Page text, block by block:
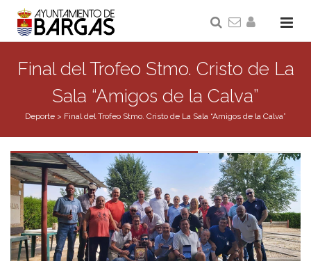
Final del Trofeo Stmo. Cristo de La
Sala “Amigos de la Calva”
Deporte > Final del Trofeo Stmo. Cristo de La Sala “Amigos de la Calva”